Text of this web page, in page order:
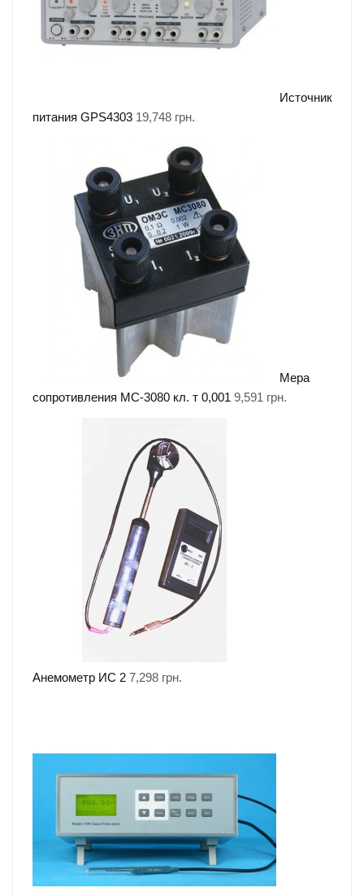
Источник
питания GPS4303 19,748 грн.
Мера
сопротивления МС-3080 кл. т 0,001 9,591 грн.
Анемометр ИС 2 7,298 грн.